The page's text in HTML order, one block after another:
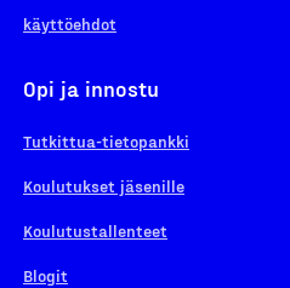
käyttöehdot
Opi ja innostu
Tutkittua-tietopankki
Koulutukset jäsenille
Koulutustallenteet
Blogit